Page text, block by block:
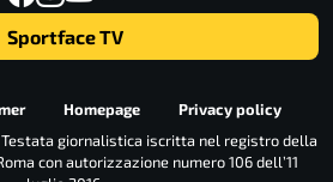
Sportface TV
Homepage
Privacy policy
giornalistica iscritta nel registro della
con autorizzazione numero 106 dell’11